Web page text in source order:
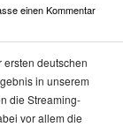
einen Kommentar
ersten deutschen
in unserem
die Streaming-
vor allem die